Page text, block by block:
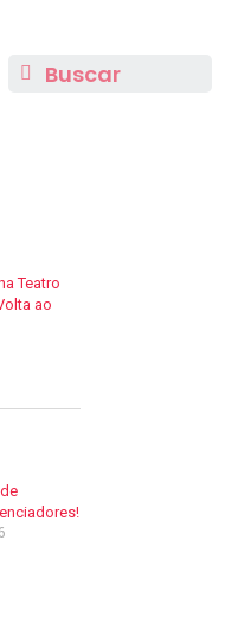
Teatro
ao